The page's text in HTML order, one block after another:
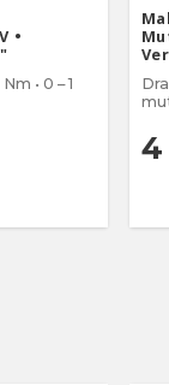
•
• 0 – 1
4